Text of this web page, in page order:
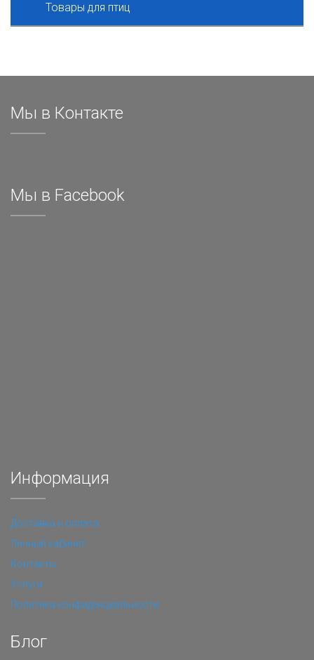
Товары для птиц
Мы в Контакте
Мы в Facebook
Информация
Доставка и оплата
Личный кабинет
Контакты
Услуги
Политика конфиденциальности
Блог